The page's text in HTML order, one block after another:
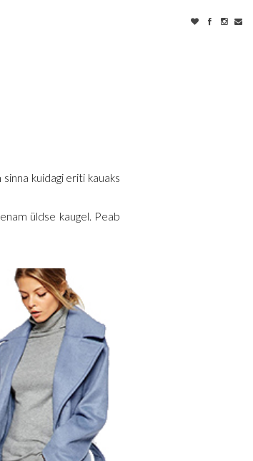
kuidagi eriti kauaks
üldse kaugel. Peab